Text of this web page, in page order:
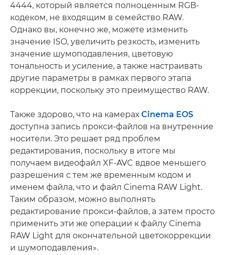
4444, который является полноценным RGB-
кодеком, не входящим в семейство RAW.
Однако вы, конечно же, можете изменить
значение ISO, увеличить резкость, изменить
значение шумоподавления, цветовую
тональность и усиление, а также настраивать
другие параметры в рамках первого этапа
коррекции, поскольку это преимущество RAW.
Также здорово, что на камерах Cinema EOS
доступна запись прокси-файлов на внутренние
носители. Это решает ряд проблем
редактирования, поскольку в итоге мы
получаем видеофайл XF-AVC вдвое меньшего
разрешения с тем же временным кодом и
именем файла, что и файл Cinema RAW Light.
Таким образом, можно выполнять
редактирование прокси-файлов, а затем просто
применить эти же операции к файлу Cinema
RAW Light для окончательной цветокоррекции
и шумоподавления».